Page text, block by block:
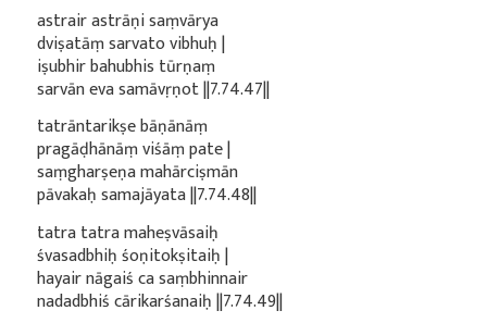
astrair astrāṇi saṃvārya
dviṣatāṃ sarvato vibhuḥ |
iṣubhir bahubhis tūrṇaṃ
sarvān eva samāvṛṇot ||7.74.47||
tatrāntarikṣe bāṇānāṃ
pragāḍhānāṃ viśāṃ pate |
saṃgharṣeṇa mahārciṣmān
pāvakaḥ samajāyata ||7.74.48||
tatra tatra maheṣvāsaiḥ
śvasadbhiḥ śoṇitokṣitaiḥ |
hayair nāgaiś ca saṃbhinnair
nadadbhiś cārikarśanaiḥ ||7.74.49||